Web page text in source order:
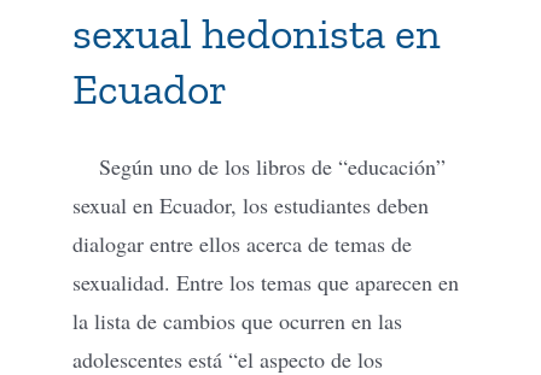
sexual hedonista en
Ecuador
Según uno de los libros de “educación”
sexual en Ecuador, los estudiantes deben
dialogar entre ellos acerca de temas de
sexualidad. Entre los temas que aparecen en
la lista de cambios que ocurren en las
adolescentes está “el aspecto de los